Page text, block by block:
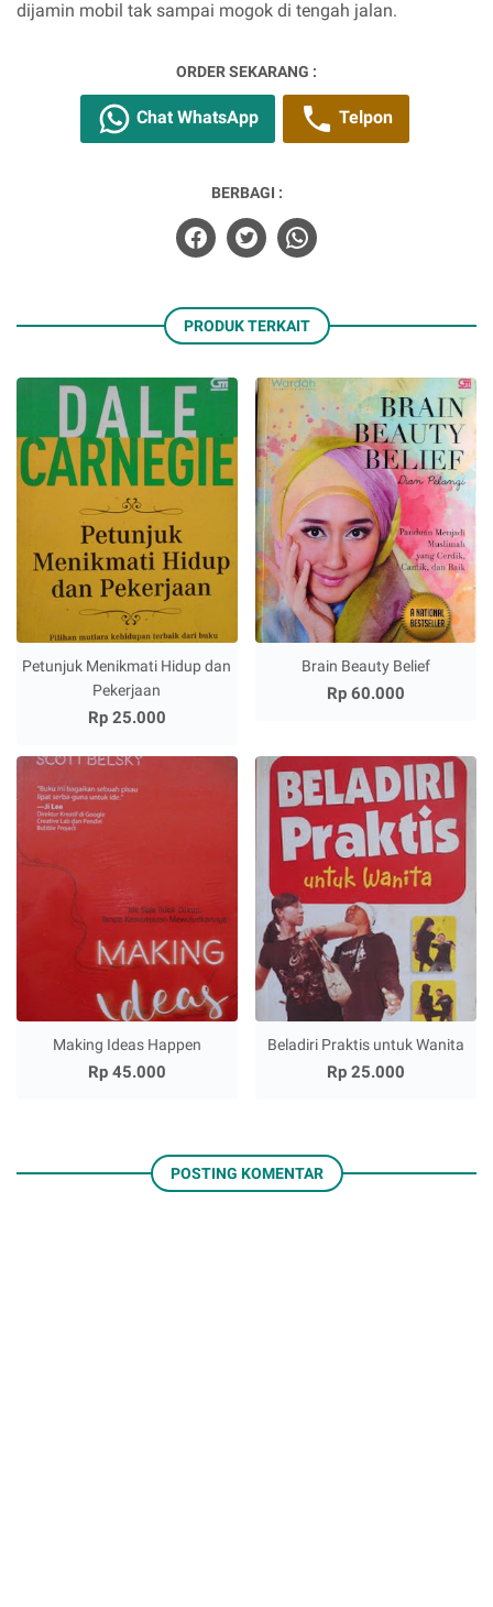
dijamin mobil tak sampai mogok di tengah jalan.
ORDER SEKARANG :
Chat WhatsApp Telpon
BERBAGI :
PRODUK TERKAIT
Petunjuk Menikmati Hidup dan
Pekerjaan
Rp 25.000
Brain Beauty Belief
Rp 60.000
Making Ideas Happen
Rp 45.000
Beladiri Praktis untuk Wanita
Rp 25.000
POSTING KOMENTAR